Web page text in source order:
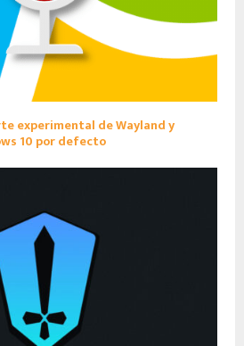
experimental de Wayland y
10 por defecto